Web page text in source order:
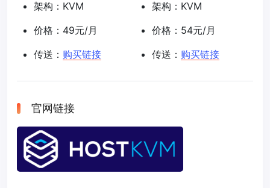
架构：KVM
价格：49元/月
传送： 购买链接
架构：KVM
价格：54元/月
传送： 购买链接
官网链接